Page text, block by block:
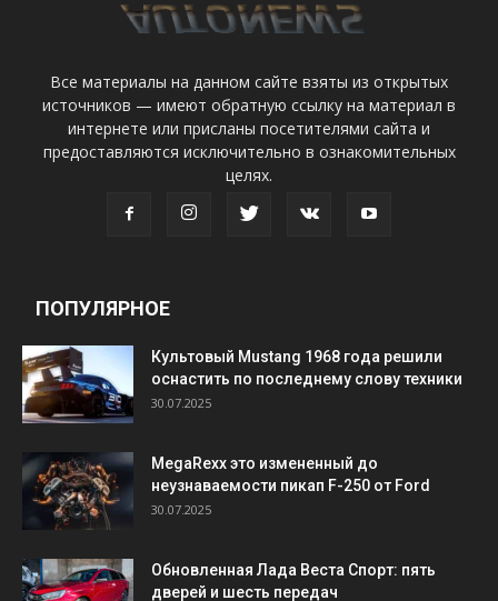
Все материалы на данном сайте взяты из открытых
источников — имеют обратную ссылку на материал в
интернете или присланы посетителями сайта и
предоставляются исключительно в ознакомительных
целях.
ПОПУЛЯРНОЕ
Культовый Mustang 1968 года решили
оснастить по последнему слову техники
30.07.2025
MegaRexx это измененный до
неузнаваемости пикап F-250 от Ford
30.07.2025
Обновленная Лада Веста Спорт: пять
дверей и шесть передач